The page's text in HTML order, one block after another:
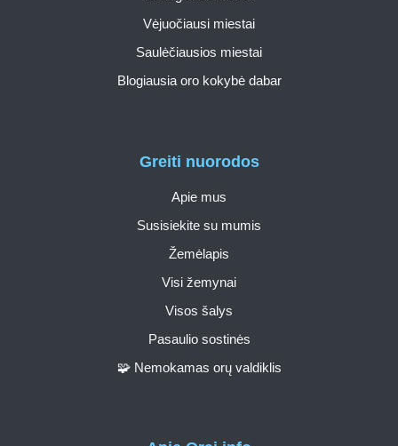
Greiti nuorodos
Apie mus
Susisiekite su mumis
Žemėlapis
Visi žemynai
Visos šalys
Pasaulio sostinės
🧩 Nemokamas orų valdiklis
Vėjuočiausi miestai
Saulėčiausios miestai
Blogiausia oro kokybė dabar